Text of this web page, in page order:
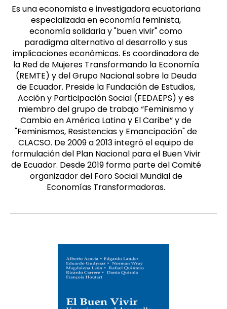
Femenino
Es una economista e investigadora ecuatoriana
especializada en economía feminista,
economía solidaria y "buen vivir" como
paradigma alternativo al desarrollo y sus
implicaciones económicas. Es coordinadora de
la Red de Mujeres Transformando la Economía
(REMTE) y del Grupo Nacional sobre la Deuda
de Ecuador. Preside la Fundación de Estudios,
Acción y Participación Social (FEDAEPS) y es
miembro del grupo de trabajo “Feminismo y
Cambio en América Latina y El Caribe” y de
"Feminismos, Resistencias y Emancipación" de
CLACSO. De 2009 a 2013 integró el equipo de
formulación del Plan Nacional para el Buen Vivir
de Ecuador. Desde 2019 forma parte del Comité
organizador del Foro Social Mundial de
Economías Transformadoras.